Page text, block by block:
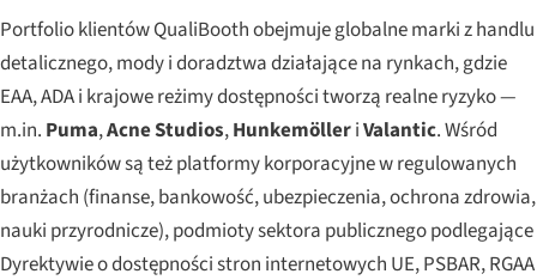
Portfolio klientów QualiBooth obejmuje globalne marki z handlu
detalicznego, mody i doradztwa działające na rynkach, gdzie
EAA, ADA i krajowe reżimy dostępności tworzą realne ryzyko —
m.in. Puma,Acne Studios,HunkemölleriValantic. Wśród
użytkowników są też platformy korporacyjne w regulowanych
branżach (finanse, bankowość, ubezpieczenia, ochrona zdrowia,
nauki przyrodnicze), podmioty sektora publicznego podlegające
Dyrektywie o dostępności stron internetowych UE, PSBAR, RGAA